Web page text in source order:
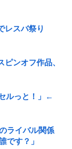
レスバ祭り
ピンオフ作品、
ルっと！」←
ライバル関係
です？」